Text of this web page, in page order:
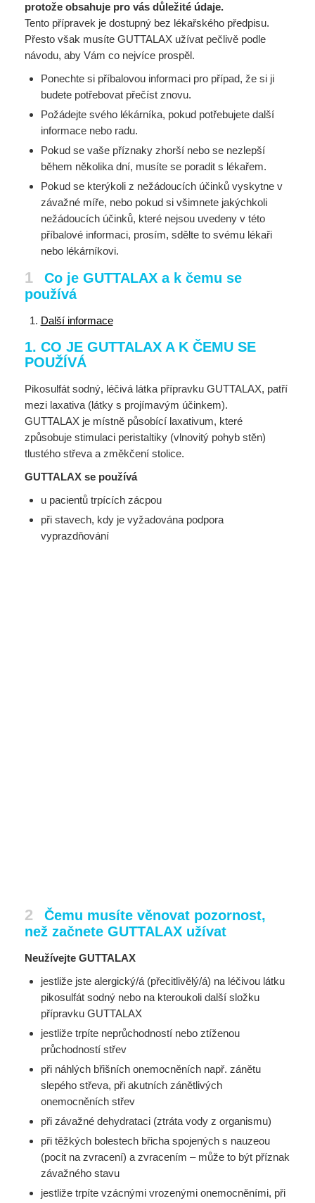
protože obsahuje pro vás důležité údaje.
Tento přípravek je dostupný bez lékařského předpisu.
Přesto však musíte GUTTALAX užívat pečlivě podle
návodu, aby Vám co nejvíce prospěl.
Ponechte si příbalovou informaci pro případ, že si ji
budete potřebovat přečíst znovu.
Požádejte svého lékárníka, pokud potřebujete další
informace nebo radu.
Pokud se vaše příznaky zhorší nebo se nezlepší
během několika dní, musíte se poradit s lékařem.
Pokud se kterýkoli z nežádoucích účinků vyskytne v
závažné míře, nebo pokud si všimnete jakýchkoli
nežádoucích účinků, které nejsou uvedeny v této
příbalové informaci, prosím, sdělte to svému lékaři
nebo lékárníkovi.
1
Co je GUTTALAX a k čemu se
používá
Další informace
1. CO JE GUTTALAX A K ČEMU SE
POUŽÍVÁ
Pikosulfát sodný, léčivá látka přípravku GUTTALAX, patří
mezi laxativa (látky s projímavým účinkem).
GUTTALAX je místně působící laxativum, které
způsobuje stimulaci peristaltiky (vlnovitý pohyb stěn)
tlustého střeva a změkčení stolice.
GUTTALAX se používá
u pacientů trpících zácpou
při stavech, kdy je vyžadována podpora
vyprazdňování
2
Čemu musíte věnovat pozornost,
než začnete GUTTALAX užívat
Neužívejte GUTTALAX
jestliže jste alergický/á (přecitlivělý/á) na léčivou látku
pikosulfát sodný nebo na kteroukoli další složku
přípravku GUTTALAX
jestliže trpíte neprůchodností nebo ztíženou
průchodností střev
při náhlých břišních onemocněních např. zánětu
slepého střeva, při akutních zánětlivých
onemocněních střev
při závažné dehydrataci (ztráta vody z organismu)
při těžkých bolestech břicha spojených s nauzeou
(pocit na zvracení) a zvracením – může to být příznak
závažného stavu
jestliže trpíte vzácnými vrozenými onemocněními, při